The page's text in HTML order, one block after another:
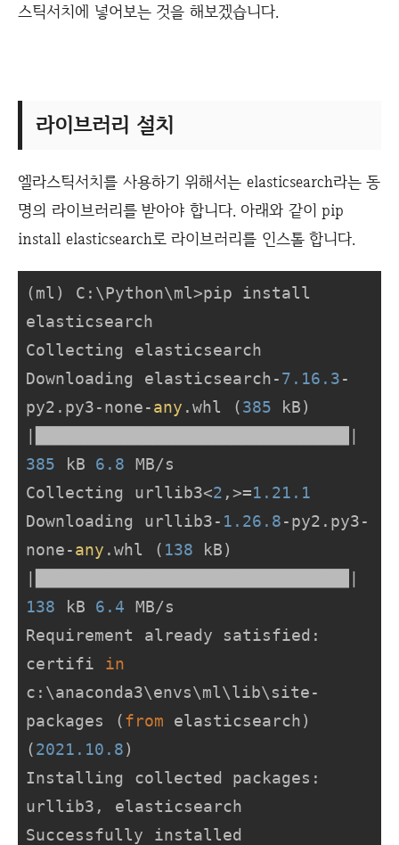
스틱서치에 넣어보는 것을 해보겠습니다.
라이브러리 설치
엘라스틱서치를 사용하기 위해서는 elasticsearch라는 동
명의 라이브러리를 받아야 합니다. 아래와 같이 pip
install elasticsearch로 라이브러리를 인스톨 합니다.
(ml) C:\Python\ml>pip install
elasticsearch
Collecting elasticsearch
Downloading elasticsearch-7.16 .3-
py2.py3-none-any .whl (385 kB)
385 kB 6.8 MB/s
Collecting urllib3<2 ,>=1.21 .1
Downloading urllib3- 1.26 .8-py2.py3-
none-any .whl ( 138 kB)
138 kB 6.4 MB/s
Requirement already satisfied:
certifi in
c:\anaconda3\envs\ml\lib\site-
packages (from elasticsearch)
(2021.10 .8)
Installing collected packages:
urllib3, elasticsearch
Successfully installed